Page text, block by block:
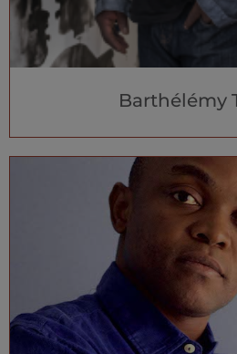
Barthélémy